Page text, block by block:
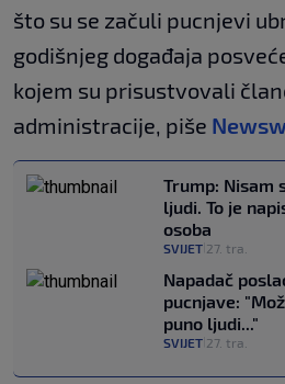
što su se začuli pucnjevi
godišnjeg događaja
kojem su prisustvovali
administracije, piše
Trump: Nisam
ljudi. To je
osoba
SVIJET 27. tra.
Napadač
pucnjave:
puno ljudi..."
SVIJET 27. tra.